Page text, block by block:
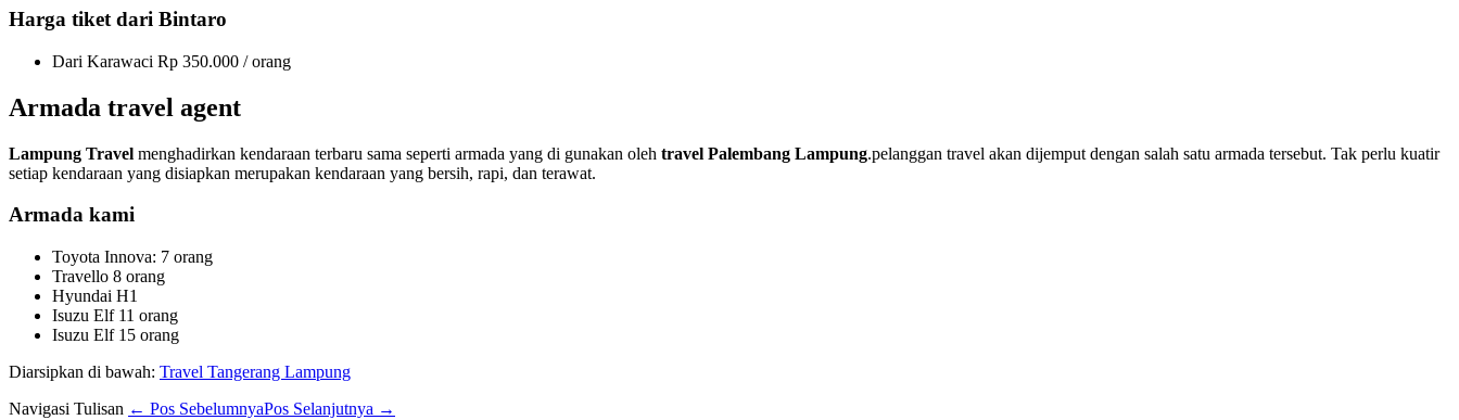
Harga tiket dari Bintaro
Dari Karawaci Rp 350.000 / orang
Armada travel agent
Lampung Travel menghadirkan kendaraan terbaru sama seperti armada yang di gunakan oleh travel Palembang Lampung.pelanggan travel akan dijemput dengan salah satu armada tersebut. Tak perlu kuatir
setiap kendaraan yang disiapkan merupakan kendaraan yang bersih, rapi, dan terawat.
Armada kami
Toyota Innova: 7 orang
Travello 8 orang
Hyundai H1
Isuzu Elf 11 orang
Isuzu Elf 15 orang
Diarsipkan di bawah: Travel Tangerang Lampung
Navigasi Tulisan ← Pos SebelumnyaPos Selanjutnya →